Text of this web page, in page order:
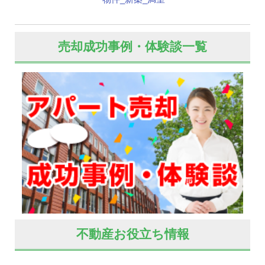
売却成功事例・体験談一覧
不動産お役立ち情報